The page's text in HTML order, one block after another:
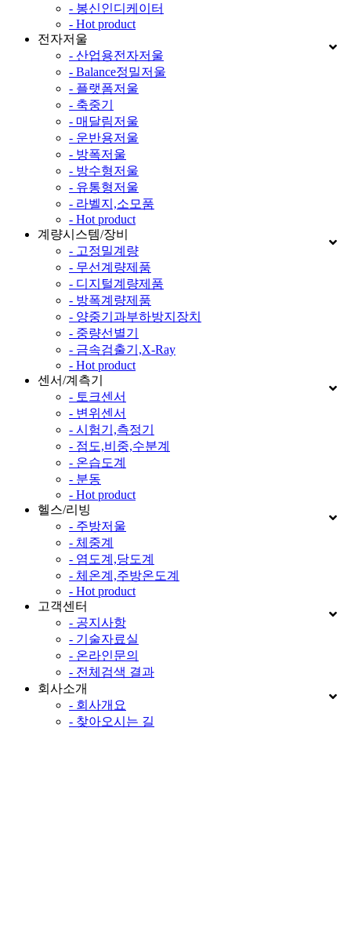
- 봉신인디케이터
- Hot product
전자저울
- 산업용전자저울
- Balance정밀저울
- 플랫폼저울
- 축중기
- 매달림저울
- 운반용저울
- 방폭저울
- 방수형저울
- 유통형저울
- 라벨지,소모품
- Hot product
계량시스템/장비
- 고정밀계량
- 무선계량제품
- 디지털계량제품
- 방폭계량제품
- 양중기과부하방지장치
- 중량선별기
- 금속검출기,X-Ray
- Hot product
센서/계측기
- 토크센서
- 변위센서
- 시험기,측정기
- 점도,비중,수분계
- 온습도계
- 분동
- Hot product
헬스/리빙
- 주방저울
- 체중계
- 염도계,당도계
- 체온계,주방온도계
- Hot product
고객센터
- 공지사항
- 기술자료실
- 온라인문의
- 전체검색 결과
회사소개
- 회사개요
- 찾아오시는 길